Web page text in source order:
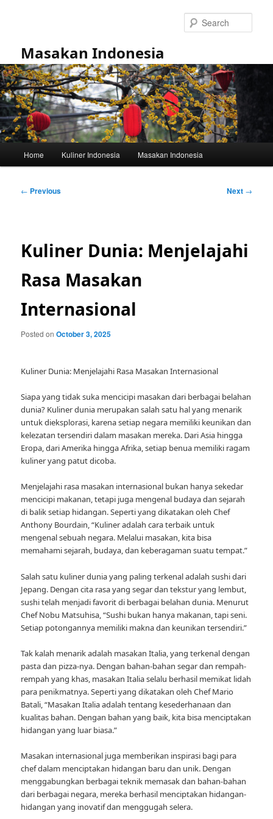
Masakan Indonesia
Home Kuliner Indonesia Masakan Indonesia
Post
← Previous Next →
Kuliner Dunia: Menjelajahi
Rasa Masakan
Internasional
Posted onOctober 3, 2025
Kuliner Dunia: Menjelajahi Rasa Masakan Internasional
Siapa yang tidak suka mencicipi masakan dari berbagai belahan
dunia? Kuliner dunia merupakan salah satu hal yang menarik
untuk dieksplorasi, karena setiap negara memiliki keunikan dan
kelezatan tersendiri dalam masakan mereka. Dari Asia hingga
Eropa, dari Amerika hingga Afrika, setiap benua memiliki ragam
kuliner yang patut dicoba.
Menjelajahi rasa masakan internasional bukan hanya sekedar
mencicipi makanan, tetapi juga mengenal budaya dan sejarah
di balik setiap hidangan. Seperti yang dikatakan oleh Chef
Anthony Bourdain, “Kuliner adalah cara terbaik untuk
mengenal sebuah negara. Melalui masakan, kita bisa
memahami sejarah, budaya, dan keberagaman suatu tempat.”
Salah satu kuliner dunia yang paling terkenal adalah sushi dari
Jepang. Dengan cita rasa yang segar dan tekstur yang lembut,
sushi telah menjadi favorit di berbagai belahan dunia. Menurut
Chef Nobu Matsuhisa, “Sushi bukan hanya makanan, tapi seni.
Setiap potongannya memiliki makna dan keunikan tersendiri.”
Tak kalah menarik adalah masakan Italia, yang terkenal dengan
pasta dan pizza-nya. Dengan bahan-bahan segar dan rempah-
rempah yang khas, masakan Italia selalu berhasil memikat lidah
para penikmatnya. Seperti yang dikatakan oleh Chef Mario
Batali, “Masakan Italia adalah tentang kesederhanaan dan
kualitas bahan. Dengan bahan yang baik, kita bisa menciptakan
hidangan yang luar biasa.”
Masakan internasional juga memberikan inspirasi bagi para
chef dalam menciptakan hidangan baru dan unik. Dengan
menggabungkan berbagai teknik memasak dan bahan-bahan
dari berbagai negara, mereka berhasil menciptakan hidangan-
hidangan yang inovatif dan menggugah selera.